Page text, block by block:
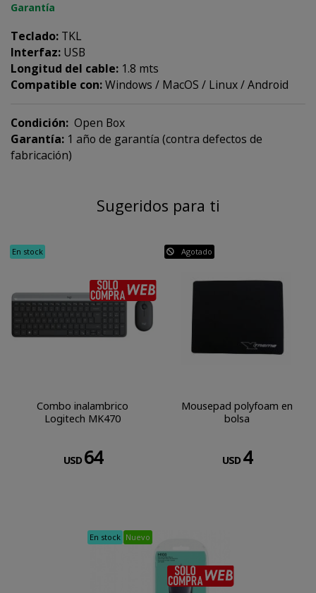
Garantía
Teclado: TKL
Interfaz: USB
Longitud del cable: 1.8 mts
Compatible con:Windows / MacOS / Linux / Android
Condición: Open Box
Garantía: 1 año de garantía (contra defectos de
fabricación)
Sugeridos para ti
En stock
Combo inalambrico
Logitech MK470
USD 64
Agotado
Mousepad polyfoam en
bolsa
USD 4
En stock Nuevo